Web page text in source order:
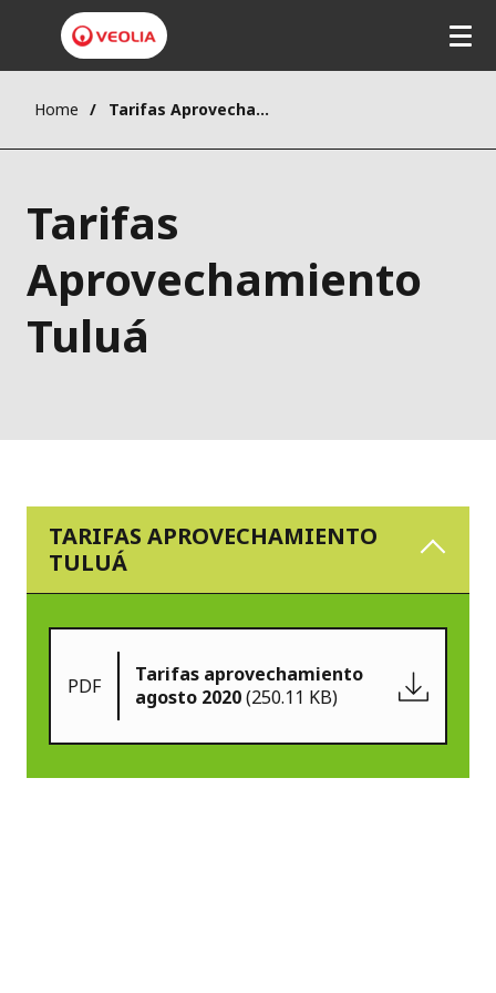
Home Tarifas Aprovechamiento Tuluá
Tarifas
Aprovechamiento
Tuluá
TARIFAS APROVECHAMIENTO
TULUÁ
PDF
Tarifas aprovechamiento
agosto 2020(250.11 KB)